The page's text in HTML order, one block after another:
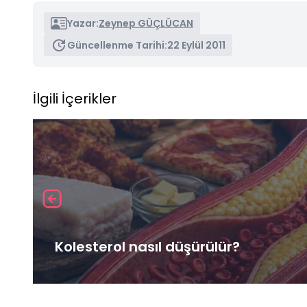
Yazar:Zeynep GÜÇLÜCAN
Güncellenme Tarihi:22 Eylül 2011
İlgili İçerikler
Kolesterol nasıl düşürülür?